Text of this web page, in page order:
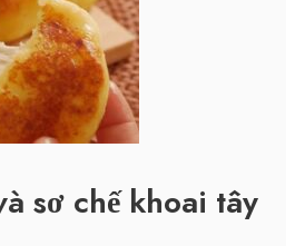
sơ chế khoai tây